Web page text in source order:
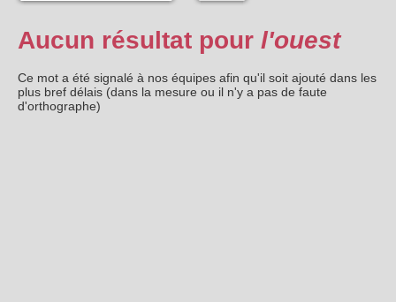
Aucun résultat pour l'ouest
Ce mot a été signalé à nos équipes afin qu'il soit ajouté dans les
plus bref délais (dans la mesure ou il n'y a pas de faute
d'orthographe)